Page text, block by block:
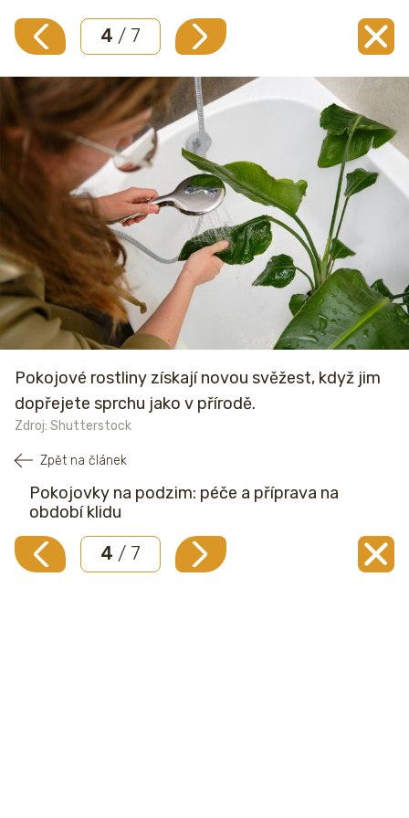
4 / 7
Pokojové rostliny získají novou svěžest, když jim
dopřejete sprchu jako v přírodě.
Zdroj: Shutterstock
Zpět na článek
Pokojovky na podzim: péče a příprava na
období klidu
4 / 7